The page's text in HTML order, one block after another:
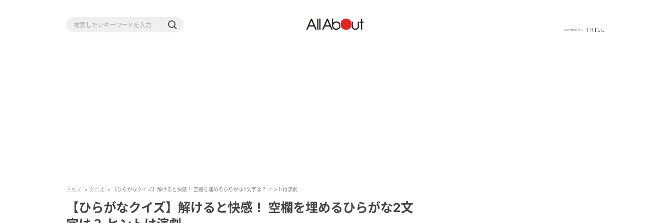
トップ クイズ 【ひらがなクイズ】解けると快感！ 空欄を埋めるひらがな2文字は？ ヒントは演劇
【ひらがなクイズ】解けると快感！ 空欄を埋めるひらがな2文